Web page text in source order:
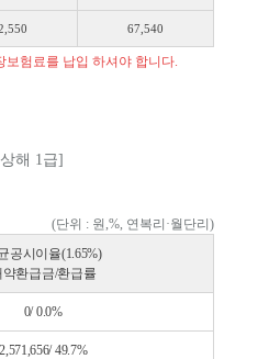
67,540
험료를 납입 하셔야 합니다.
해 1급]
(단위 : 원,%, 연복리·월단리)
공시이율(1.65%)
약환급금/환급률
0/ 0.0%
2,571,656/ 49.7%